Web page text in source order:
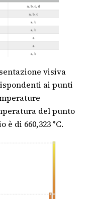
visiva
ai punti
del punto
di 660,323 °C.